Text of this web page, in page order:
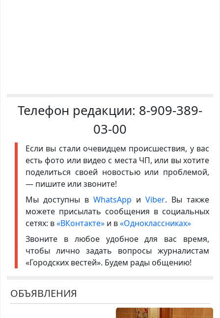
Телефон редакции: 8-909-389-
03-00
Если вы стали очевидцем происшествия, у вас
есть фото или видео с места ЧП, или вы хотите
поделиться своей новостью или проблемой,
— пишите или звоните!
Мы доступны в WhatsApp иViber. Вы также
можете присылать сообщения в социальных
сетях: в«ВКонтакте»и в«Одноклассниках»
Звоните в любое удобное для вас время,
чтобы лично задать вопросы журналистам
«Городских вестей». Будем рады общению!
ОБЪЯВЛЕНИЯ